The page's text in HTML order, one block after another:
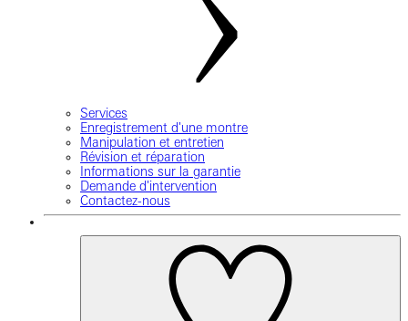
Services
Enregistrement d'une montre
Manipulation et entretien
Révision et réparation
Informations sur la garantie
Demande d'intervention
Contactez-nous